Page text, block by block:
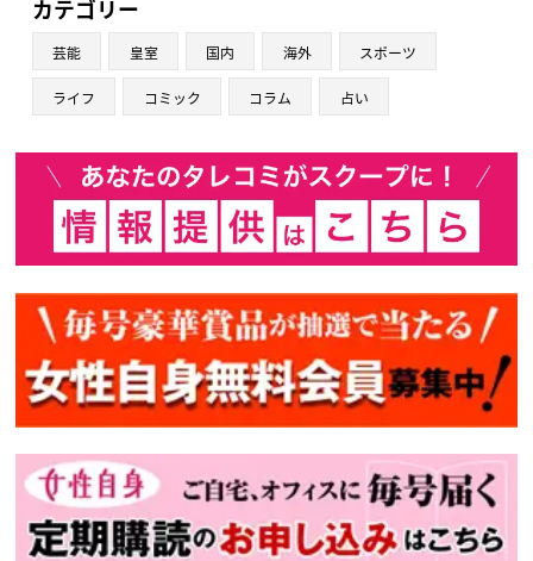
カテゴリー
芸能 皇室 国内 海外 スポーツ
ライフ コミック コラム 占い